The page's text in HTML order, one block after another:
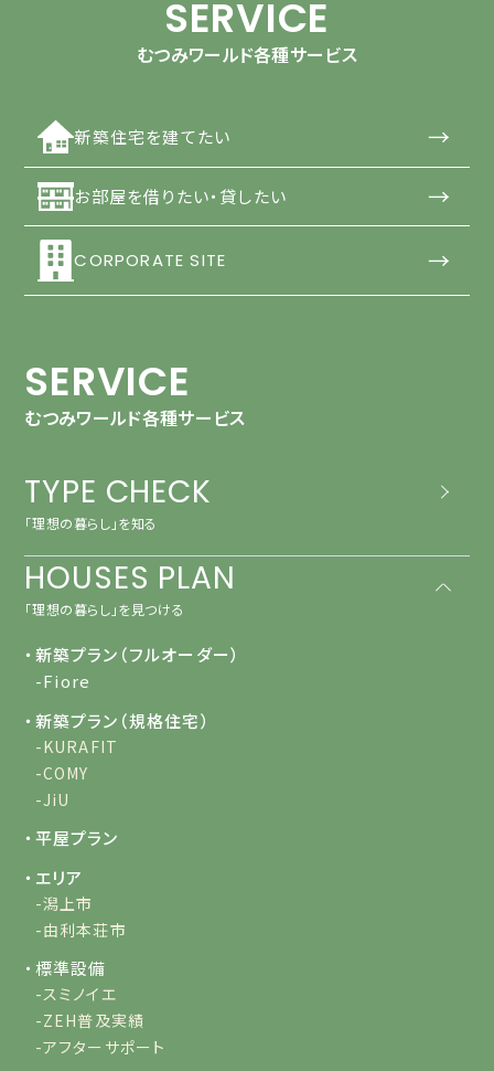
SERVICE
むつみワールド各種サービス
新築住宅を建てたい →
お部屋を借りたい・貸したい →
CORPORATE SITE →
SERVICE
むつみワールド各種サービス
TYPE CHECK
「理想の暮らし」を知る
HOUSES PLAN
「理想の暮らし」を見つける
・新築プラン（フルオーダー）
-Fiore
・新築プラン（規格住宅）
-KURAFIT
-COMY
-JiU
・平屋プラン
・エリア
-潟上市
-由利本荘市
・標準設備
-スミノイエ
-ZEH普及実績
-アフターサポート